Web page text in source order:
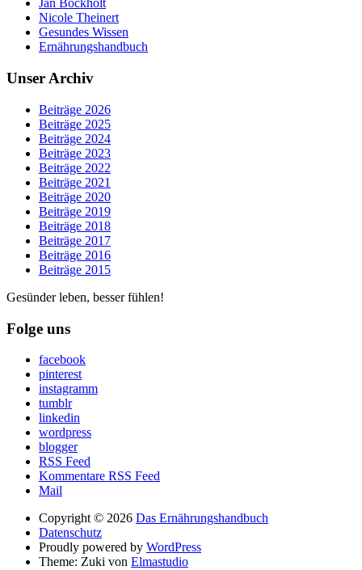
Jan Bockholt
Nicole Theinert
Gesundes Wissen
Ernährungshandbuch
Unser Archiv
Beiträge 2026
Beiträge 2025
Beiträge 2024
Beiträge 2023
Beiträge 2022
Beiträge 2021
Beiträge 2020
Beiträge 2019
Beiträge 2018
Beiträge 2017
Beiträge 2016
Beiträge 2015
Gesünder leben, besser fühlen!
Folge uns
facebook
pinterest
instagramm
tumblr
linkedin
wordpress
blogger
RSS Feed
Kommentare RSS Feed
Mail
Copyright © 2026 Das Ernährungshandbuch
Datenschutz
Proudly powered by WordPress
Theme: Zuki von Elmastudio